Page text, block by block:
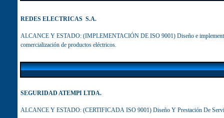
REDES ELECTRICAS S.A.
ALCANCE Y ESTADO:(IMPLEMENTACIÓN DE ISO 9001) Diseño e
comercialización de productos eléctricos.
SEGURIDAD ATEMPI LTDA.
ALCANCE Y ESTADO:(CERTIFICADA ISO 9001) Diseño Y Prestación De